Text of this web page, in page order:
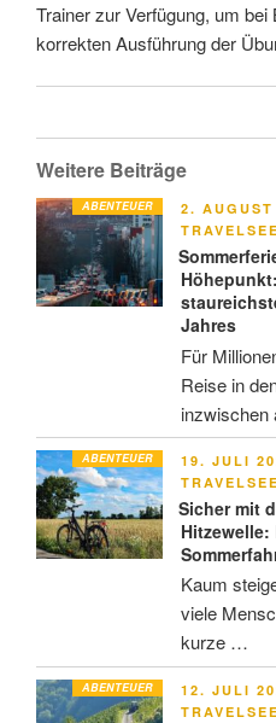
Trainer zur Verfügung, um
korrekten Ausführung der
Weitere Beiträge
ABENTEUER
AM
2. AUGUST
Jahres
Für
Reise in
ABENTEUER
AM
19. JULI
Sicher mit
Kaum
viele
kurze …
ABENTEUER
AM
12. JULI